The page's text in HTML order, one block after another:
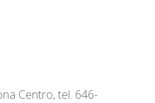
Centro, tel. 646-